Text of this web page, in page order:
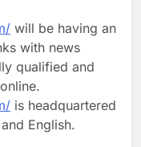
will be having an
with news
qualified and
is headquartered
English.